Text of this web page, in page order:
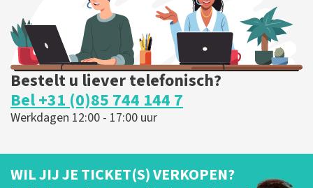
Bestelt u liever telefonisch?
Bel +31 (0)85 744 144 7
Werkdagen 12:00 - 17:00 uur
WIL JIJ JE TICKET(S) VERKOPEN?